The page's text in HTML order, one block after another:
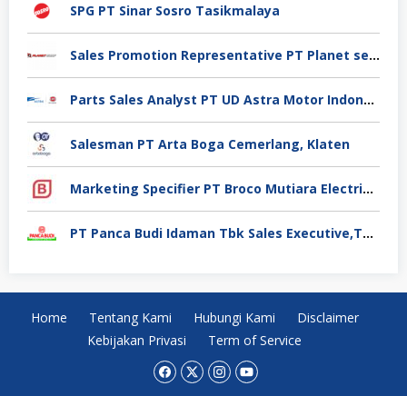
SPG PT Sinar Sosro Tasikmalaya
Sales Promotion Representative PT Planet selancar Mandiri, Pontianak
Parts Sales Analyst PT UD Astra Motor Indonesia, Jakarta Utara
Salesman PT Arta Boga Cemerlang, Klaten
Marketing Specifier PT Broco Mutiara Electrical Industry, Tangerang
PT Panca Budi Idaman Tbk Sales Executive,Tangerang
Home Tentang Kami Hubungi Kami
Disclaimer
Kebijakan Privasi
Term of Service